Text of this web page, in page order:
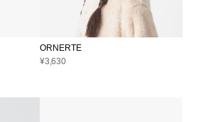
ORNERTE
¥3,630